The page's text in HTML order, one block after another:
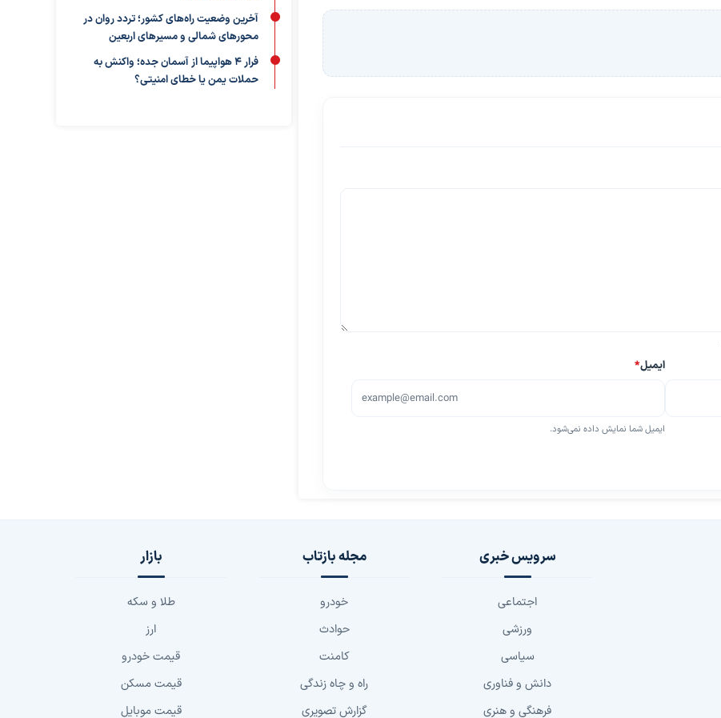
ایمیل*
ایمیل شما نمایش داده نمی‌شود.
آخرین وضعیت راه‌های کشور؛ تردد روان در
محورهای شمالی و مسیرهای اربعین
فرار ۴ هواپیما از آسمان جده؛ واکنش به
حملات یمن یا خطای امنیتی؟
سرویس خبری
اجتماعی
ورزشی
سیاسی
دانش و فناوری
فرهنگی و هنری
مجله بازتاب
خودرو
حوادث
کامنت
راه و چاه زندگی
گزارش تصویری
بازار
طلا و سکه
ارز
قیمت خودرو
قیمت مسکن
قیمت موبایل